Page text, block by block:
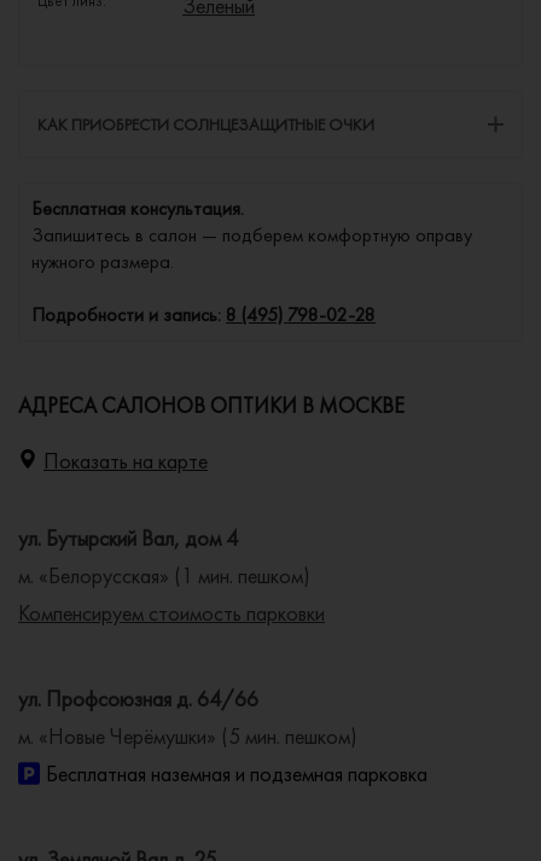
КАК ПРИОБРЕСТИ СОЛНЦЕЗАЩИТНЫЕ ОЧКИ
Бесплатная консультация.
Запишитесь в салон — подберем комфортную оправу
нужного размера.
Подробности и запись: 8 (495) 798-02-28
АДРЕСА САЛОНОВ ОПТИКИ В МОСКВЕ
Показать на карте
ул. Бутырский Вал, дом 4
м. «Белорусская» (1 мин. пешком)
Компенсируем стоимость парковки
ул. Профсоюзная д. 64/66
м. «Новые Черёмушки» (5 мин. пешком)
Бесплатная наземная и подземная парковка